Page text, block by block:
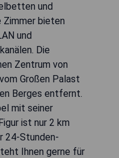
und
Zimmer bieten
und
Die
Zentrum von
Großen Palast
Berges entfernt.
mit seiner
ist nur 2 km
24-Stunden-
Ihnen gerne für